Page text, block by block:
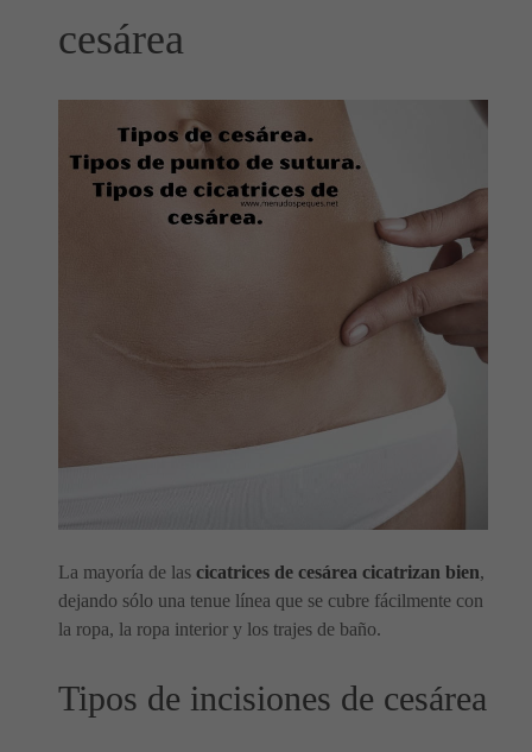
cesárea
La mayoría de las cicatrices de cesárea cicatrizan bien,
dejando sólo una tenue línea que se cubre fácilmente con
la ropa, la ropa interior y los trajes de baño.
Tipos de incisiones de cesárea